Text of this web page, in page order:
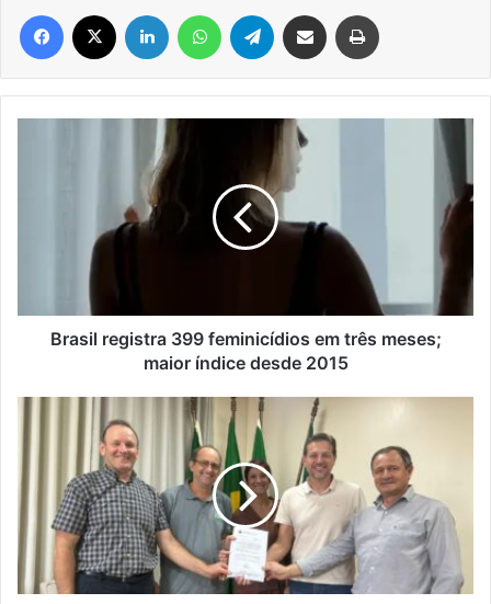
Facebook Linkedin WhatsAppTelegram Compartilhar via e-mail
índice
desdeBrasil registra 399 feminicídios em três meses;
maior índice desde 2015
300
média